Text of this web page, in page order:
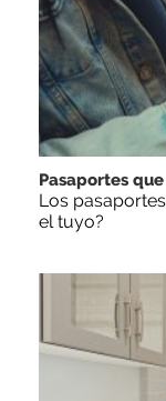
Pasaportes
Los
el tuyo?